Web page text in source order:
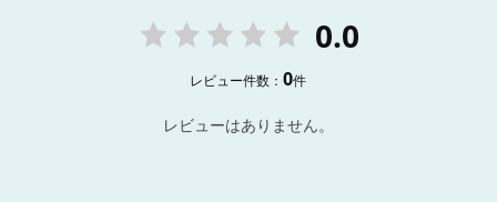
0.0
レビュー件数：0件
レビューはありません。